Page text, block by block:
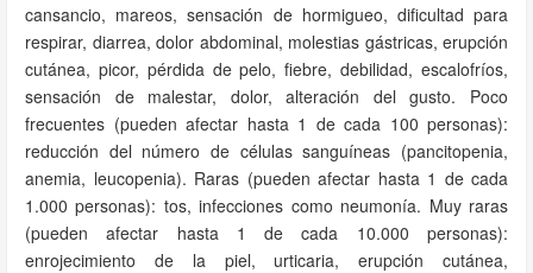
cansancio, mareos, sensación de hormigueo, dificultad para
respirar, diarrea, dolor abdominal, molestias gástricas, erupción
cutánea, picor, pérdida de pelo, fiebre, debilidad, escalofríos,
sensación de malestar, dolor, alteración del gusto. Poco
frecuentes (pueden afectar hasta 1 de cada 100 personas):
reducción del número de células sanguíneas (pancitopenia,
anemia, leucopenia). Raras (pueden afectar hasta 1 de cada
1.000 personas): tos, infecciones como neumonía. Muy raras
(pueden afectar hasta 1 de cada 10.000 personas):
enrojecimiento de la piel, urticaria, erupción cutánea,